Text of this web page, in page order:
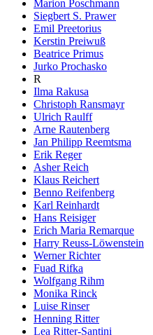
Marion Poschmann
Siegbert S. Prawer
Emil Preetorius
Kerstin Preiwuß
Beatrice Primus
Jurko Prochasko
R
Ilma Rakusa
Christoph Ransmayr
Ulrich Raulff
Arne Rautenberg
Jan Philipp Reemtsma
Erik Reger
Asher Reich
Klaus Reichert
Benno Reifenberg
Karl Reinhardt
Hans Reisiger
Erich Maria Remarque
Harry Reuss-Löwenstein
Werner Richter
Fuad Rifka
Wolfgang Rihm
Monika Rinck
Luise Rinser
Henning Ritter
Lea Ritter-Santini